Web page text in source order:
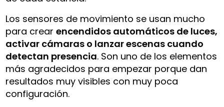
Los sensores de movimiento se usan mucho
para crearencendidos automáticos de luces,
activar cámaras o lanzar escenas cuando
detectan presencia. Son uno de los elementos
más agradecidos para empezar porque dan
resultados muy visibles con muy poca
configuración.